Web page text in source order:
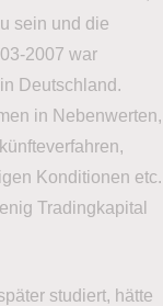
sein und die
2007 war
Deutschland.
in Nebenwerten,
Konditionen etc.
Tradingkapital
studiert, hätte